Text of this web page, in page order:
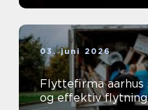
03. juni 2026
Flyttefirma aarhus sådan får du en tryg
og effektiv flytning